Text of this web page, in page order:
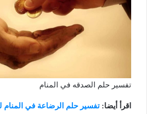
تفسير حلم الصدقه في المنام
اقرأ أيضا:تفسير حلم الرضاعة في المنام